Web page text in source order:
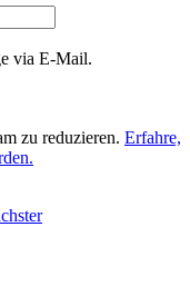
via E-Mail.
zu reduzieren. Erfahre,